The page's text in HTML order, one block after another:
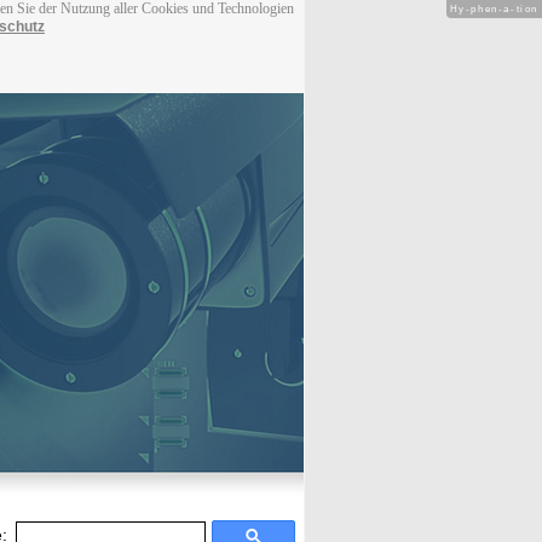
Sie der Nutzung aller Cookies und Technologien
Hy-phen-a-tion